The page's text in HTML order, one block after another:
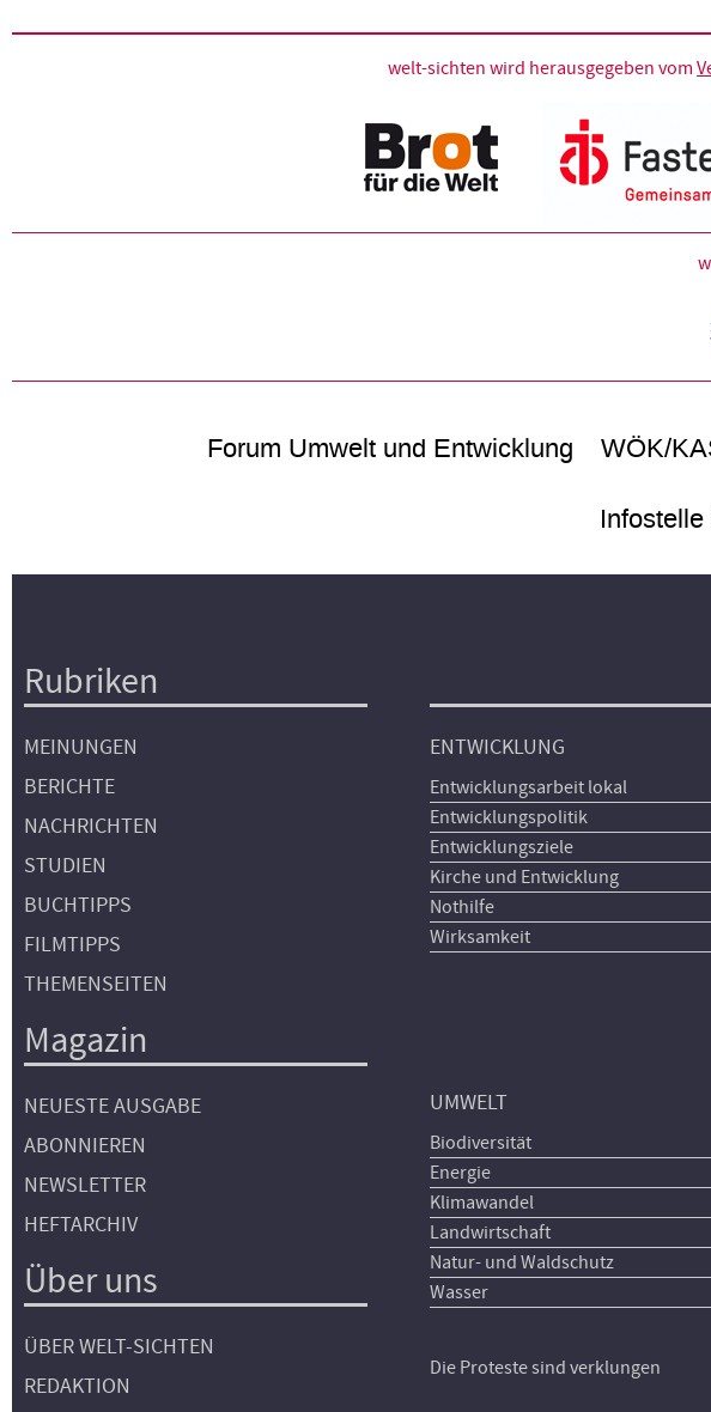
welt-sichten wird herausgegeben vom
Forum Umwelt und Entwicklung WÖK/
Hauptnavigation
Rubriken
MEINUNGEN
BERICHTE
NACHRICHTEN
STUDIEN
BUCHTIPPS
FILMTIPPS
THEMENSEITEN
Magazin
NEUESTE AUSGABE
ABONNIEREN
NEWSLETTER
HEFTARCHIV
Über uns
ÜBER WELT-SICHTEN
REDAKTION
ENTWICKLUNG
Entwicklungsarbeit lokal
Entwicklungspolitik
Entwicklungsziele
Kirche und Entwicklung
Nothilfe
Wirksamkeit
UMWELT
Biodiversität
Energie
Klimawandel
Landwirtschaft
Natur- und Waldschutz
Wasser
Die Proteste sind verklungen